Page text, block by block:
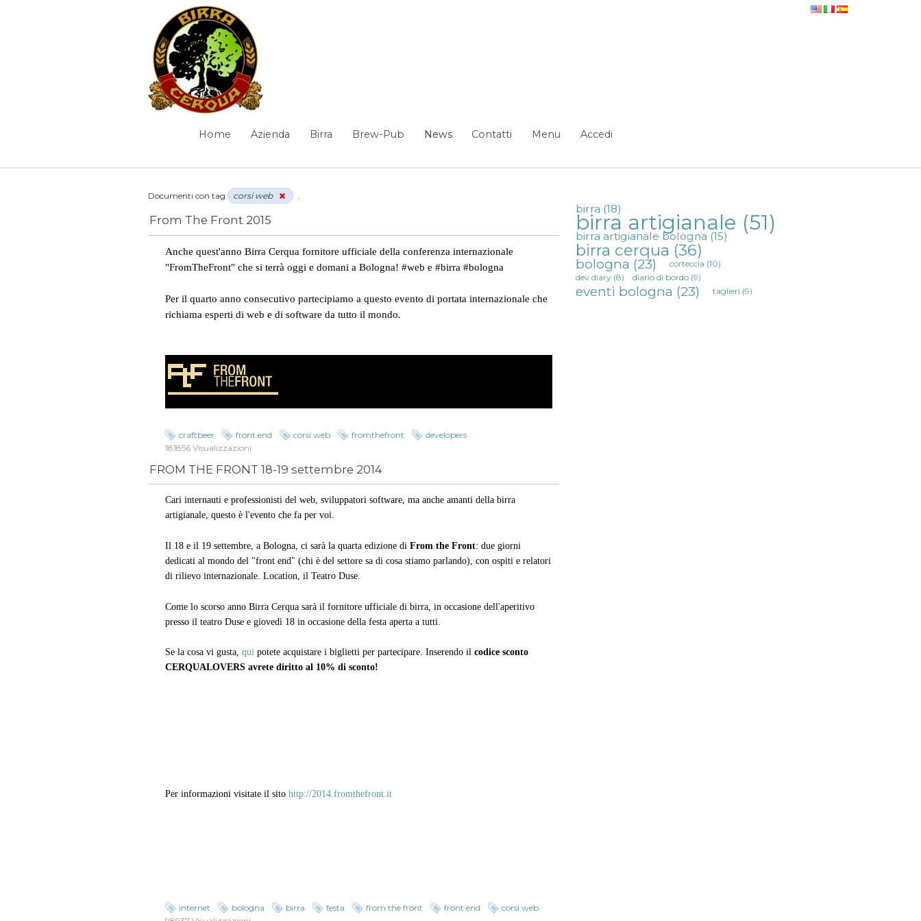
Navigazione
Home Azienda Birra Brew-Pub News Contatti Menu Accedi
Elementi Navigazione
Documenti con tag corsi web
From The Front 2015
Anche quest'anno Birra Cerqua fornitore ufficiale della conferenza internazionale
"FromTheFront" che si terrà oggi e domani a Bologna! #web e #birra #bologna
Per il quarto anno consecutivo partecipiamo a questo evento di portata internazionale che
richiama esperti di web e di software da tutto il mondo.
craftbeer front end corsi web fromthefront
developers
181856 Visualizzazioni
FROM THE FRONT 18-19 settembre 2014
Cari internauti e professionisti del web, sviluppatori software, ma anche amanti della birra
artigianale, questo è l'evento che fa per voi.
Il 18 e il 19 settembre, a Bologna, ci sarà la quarta edizione di From the Front: due giorni
dedicati al mondo del "front end" (chi è del settore sa di cosa stiamo parlando), con ospiti e relatori
di rilievo internazionale. Location, il Teatro Duse.
Come lo scorso anno Birra Cerqua sarà il fornitore ufficiale di birra, in occasione dell'aperitivo
presso il teatro Duse e giovedì 18 in occasione della festa aperta a tutti.
Se la cosa vi gusta, qui potete acquistare i biglietti per partecipare. Inserendo il codice sconto
CERQUALOVERS avrete diritto al 10% di sconto!
Per informazioni visitate il sito http://2014.fromthefront.it
internet bologna birra festa from the front front end
corsi web
birra (18)
birra artigianale (51)
birra artigianale bologna (15)
birra cerqua (36)
bologna (23) corteccia (10)
dev diary(8) diario di bordo(9)
eventi bologna (23) taglieri (9)